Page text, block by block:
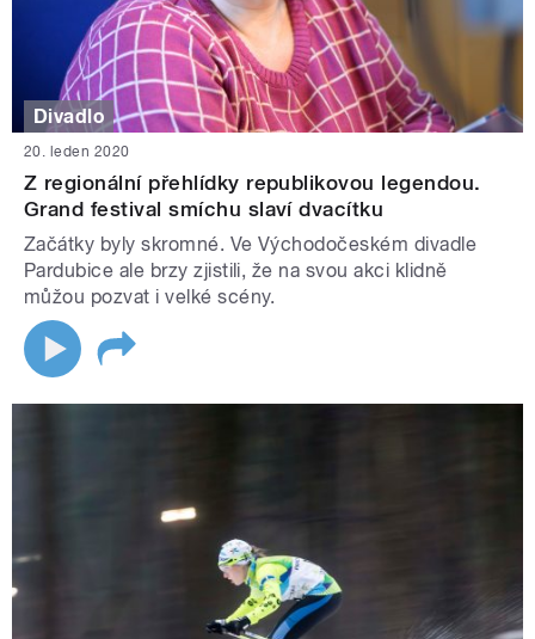
Divadlo
20. leden 2020
Z regionální přehlídky republikovou legendou.
Grand festival smíchu slaví dvacítku
Začátky byly skromné. Ve Východočeském divadle
Pardubice ale brzy zjistili, že na svou akci klidně
můžou pozvat i velké scény.